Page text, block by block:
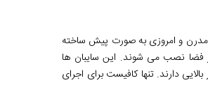
مدرن و امروزی به صورت پیش ساخته
نصب می شوند. این سایبان ها
دارند. تنها کافیست برای اجرای